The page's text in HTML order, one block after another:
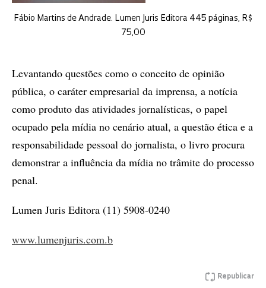
Fábio Martins de Andrade. Lumen Juris Editora 445 páginas, R$
75,00
Levantando questões como o conceito de opinião
pública, o caráter empresarial da imprensa, a notícia
como produto das atividades jornalísticas, o papel
ocupado pela mídia no cenário atual, a questão ética e a
responsabilidade pessoal do jornalista, o livro procura
demonstrar a influência da mídia no trâmite do processo
penal.
Lumen Juris Editora (11) 5908-0240
www.lumenjuris.com.b
Republicar